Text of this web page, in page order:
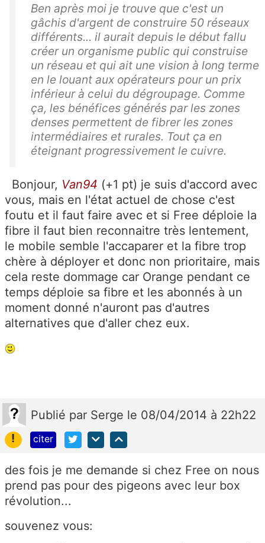
Ben après moi je trouve que c'est un
gâchis d'argent de construire 50 réseaux
différents... il aurait depuis le début fallu
créer un organisme public qui construise
un réseau et qui ait une vision à long terme
en le louant aux opérateurs pour un prix
inférieur à celui du dégroupage. Comme
ça, les bénéfices générés par les zones
denses permettent de fibrer les zones
intermédiaires et rurales. Tout ça en
éteignant progressivement le cuivre.
Bonjour, Van94 (+1 pt) je suis d'accord avec
vous, mais en l'état actuel de chose c'est
foutu et il faut faire avec et si Free déploie la
fibre il faut bien reconnaitre très lentement,
le mobile semble l'accaparer et la fibre trop
chère à déployer et donc non prioritaire, mais
cela reste dommage car Orange pendant ce
temps déploie sa fibre et les abonnés à un
moment donné n'auront pas d'autres
alternatives que d'aller chez eux.
Publié par Serge le 08/04/2014 à 22h22
!
citer
des fois je me demande si chez Free on nous
prend pas pour des pigeons avec leur box
révolution...
souvenez vous: